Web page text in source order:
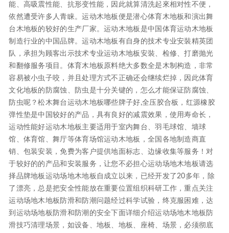
能、高吸震性能、抗形变性能，因此就算清洗起來相对性不便，
依然遭受许多人青睐。运动木地板便是潜心体育木地板和演出舞
台木地板的较好的生产厂家。运动木地板是中国体育运动木地板
制造行业的中国品牌。运动木地板有自身的技术专业安裝精英团
队，承担为顾客出示技术专业运动木地板安裝、检修、打磨抛光
和翻修服务项目。体育木地板原料绝大多数全是木制构造，非常
容易被小虫子咬，并且处理方式不正确还会继续烂掉，因此体育
文化地板的防腐蚀、防虫是十分关键的，怎么才能保证防腐蚀、
防虫呢？松木舞台运动木地板哪些牌子好,全压胶合板，红源橡胶
弹性垫是中国较好的产品，具有良好的减震效果，使用寿命长，
运动性能好运动木地板主要适用于室内舞台、羽毛球馆、墙球
馆、体育馆、舞厅等体育场馆运动木地板，全国各地制造商直
销、包装安装，免费为客户提供地面标志、边缘收集等服务！对
于较好的的产品和安装服务，让您不必担心运动场地木地板请选
择品牌地板运动场地木地板自成立以来，已经开发了20多年，除
了漂亮，总是把安全性能放在重要位置组织科研工作，重点关注
运动场地木地板防滑和防潮问题经过科学试验，终克服困难，达
到运动场地板防滑和防潮的安全下面详细介绍运动场地木地板防
滑技巧清理场景，如设备、地板、地板、座椅、场景，必须彻底